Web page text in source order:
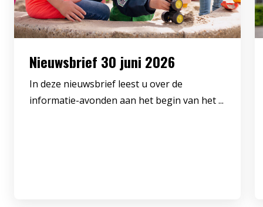
Nieuwsbrief 30 juni 2026
In deze nieuwsbrief leest u over de
informatie-avonden aan het begin van het ...